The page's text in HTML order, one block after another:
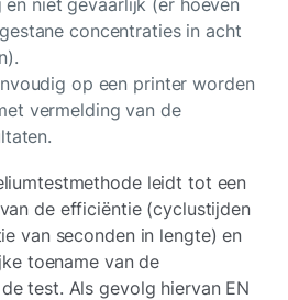
concentraties in acht
op een printer worden
vermelding van de
leidt tot een
de efficiëntie (cyclustijden
van seconden in lengte) en
toename van de
test. Als gevolg hiervan EN